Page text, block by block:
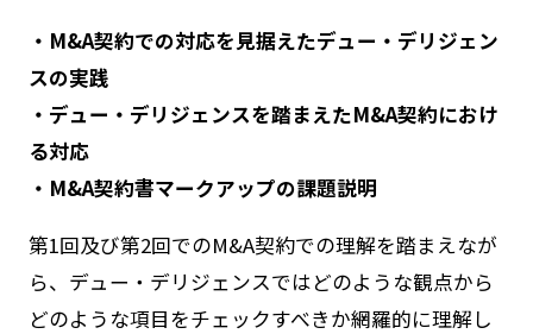
・M&A契約での対応を見据えたデュー・デリジェン
スの実践
・デュー・デリジェンスを踏まえたM&A契約におけ
る対応
・M&A契約書マークアップの課題説明
第1回及び第2回でのM&A契約での理解を踏まえなが
ら、デュー・デリジェンスではどのような観点から
どのような項目をチェックすべきか網羅的に理解し